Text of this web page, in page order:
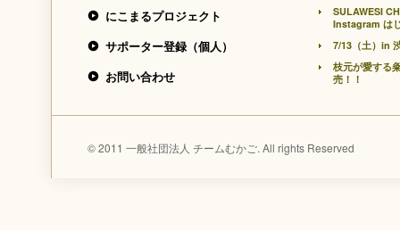
にこまるプロジェクト
サポーター登録（個人）
お問い合わせ
SULAWESI
Instagram は
7/13（土）in
枝元が愛する
売！！
© 2011 一般社団法人 チームむかご. All rights Reserved